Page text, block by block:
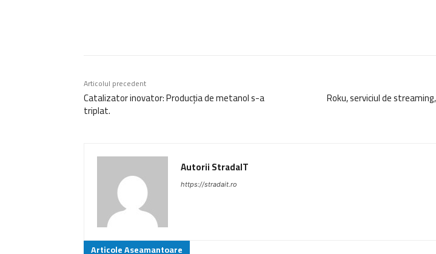
Articolul precedent
Catalizator inovator: Producția de metanol s-a
triplat.
Roku, serviciul de
Autorii StradaIT
https://stradait.ro
Articole Aseamantoare